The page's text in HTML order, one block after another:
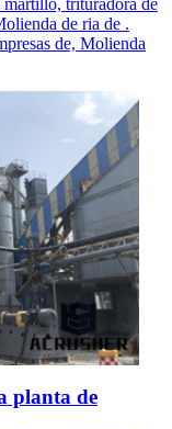
de ria de .
de, Molienda
planta de